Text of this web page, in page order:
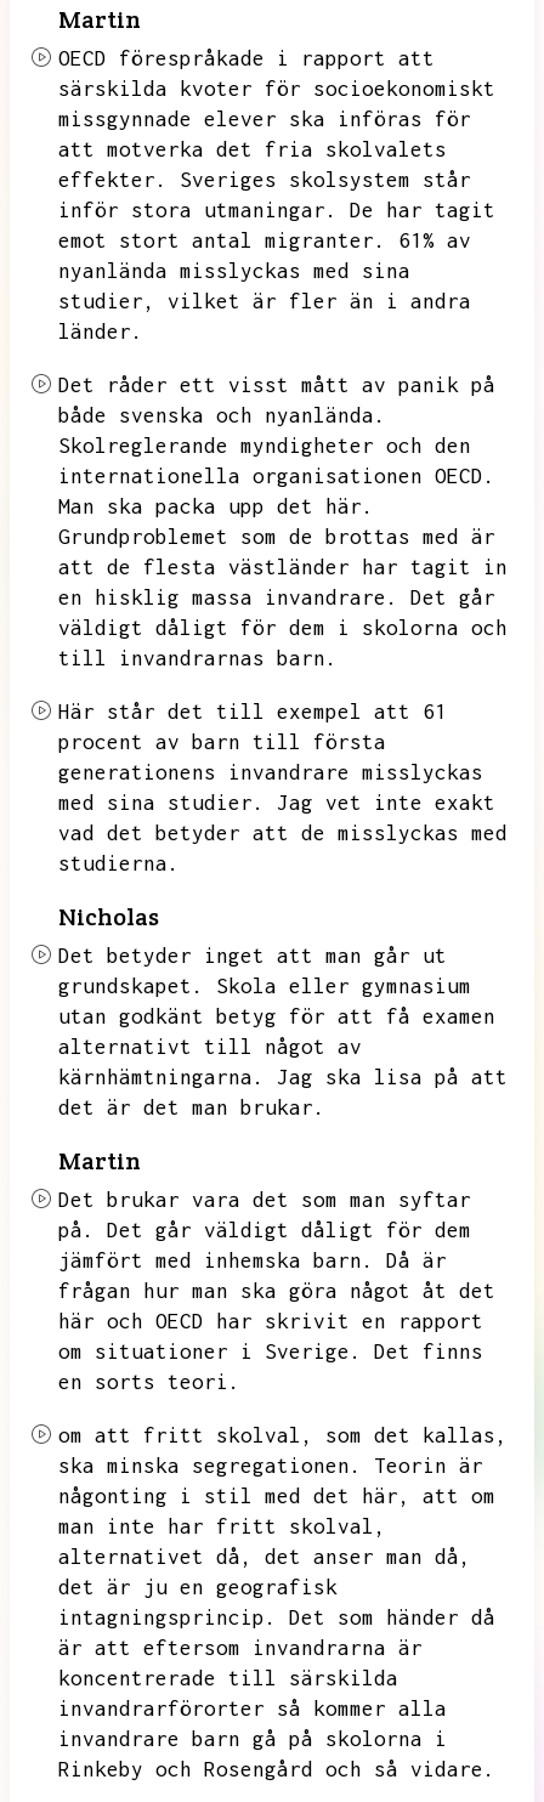
Martin
OECD förespråkade i rapport att
särskilda kvoter för socioekonomiskt
missgynnade elever ska införas för
att motverka det fria skolvalets
effekter.
Sveriges skolsystem står
inför stora utmaningar.
De har tagit
emot stort antal migranter.
61% av
nyanlända misslyckas med sina
studier,
vilket är fler än i andra
länder.
Det råder ett visst mått av panik på
både svenska och nyanlända.
Skolreglerande myndigheter och den
internationella organisationen OECD.
Man ska packa upp det här.
Grundproblemet som de brottas med är
att de flesta västländer har tagit in
en hisklig massa invandrare.
Det går
väldigt dåligt för dem i skolorna och
till invandrarnas barn.
Här står det till exempel att 61
procent av barn till första
generationens invandrare misslyckas
med sina studier.
Jag vet inte exakt
vad det betyder att de misslyckas med
studierna.
Nicholas
Det betyder inget att man går ut
grundskapet.
Skola eller gymnasium
utan godkänt betyg för att få examen
alternativt till något av
kärnhämtningarna.
Jag ska lisa på att
det är det man brukar.
Martin
Det brukar vara det som man syftar
på.
Det går väldigt dåligt för dem
jämfört med inhemska barn.
Då är
frågan hur man ska göra något åt det
här och OECD har skrivit en rapport
om situationer i Sverige.
Det finns
en sorts teori.
om att fritt skolval,
som det kallas,
ska minska segregationen.
Teorin är
någonting i stil med det här,
att om
man inte har fritt skolval,
alternativet då,
det anser man då,
det är ju en geografisk
intagningsprincip.
Det som händer då
är att eftersom invandrarna är
koncentrerade till särskilda
invandrarförorter så kommer alla
invandrare barn gå på skolorna i
Rinkeby och Rosengård och så vidare.